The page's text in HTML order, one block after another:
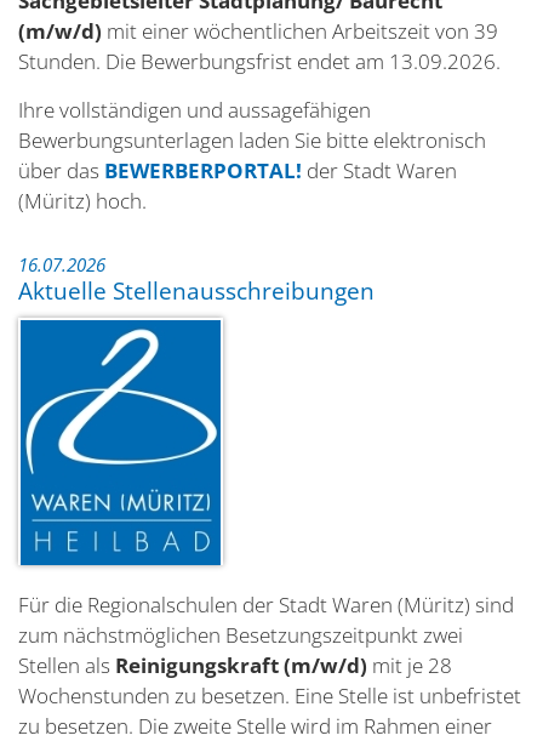
(m/w/d) mit einer wöchentlichen Arbeitszeit von 39
Stunden. Die Bewerbungsfrist endet am 13.09.2026.
Ihre vollständigen und aussagefähigen
Bewerbungsunterlagen laden Sie bitte elektronisch
über das BEWERBERPORTAL! der Stadt Waren
(Müritz) hoch.
16.07.2026
Aktuelle Stellenausschreibungen
Für die Regionalschulen der Stadt Waren (Müritz) sind
zum nächstmöglichen Besetzungszeitpunkt zwei
Stellen als Reinigungskraft (m/w/d) mit je 28
Wochenstunden zu besetzen. Eine Stelle ist unbefristet
zu besetzen. Die zweite Stelle wird im Rahmen einer